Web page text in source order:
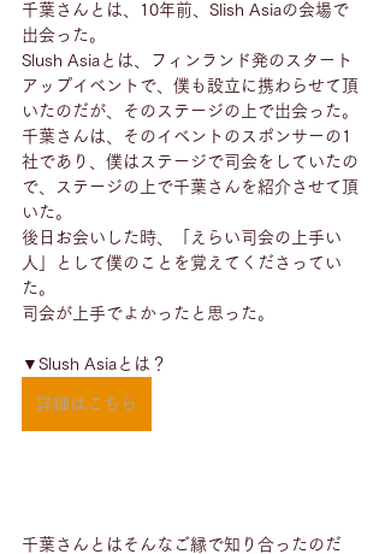
千葉さんとは、10年前、Slish Asiaの会場で
出会った。
Slush Asiaとは、フィンランド発のスタート
アップイベントで、僕も設立に携わらせて頂
いたのだが、そのステージの上で出会った。
千葉さんは、そのイベントのスポンサーの1
社であり、僕はステージで司会をしていたの
で、ステージの上で千葉さんを紹介させて頂
いた。
後日お会いした時、「えらい司会の上手い
人」として僕のことを覚えてくださってい
た。
司会が上手でよかったと思った。
▼Slush Asiaとは？
詳細はこちら
千葉さんとはそんなご縁で知り合ったのだ